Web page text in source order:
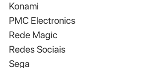
Konami
PMC Electronics
Rede Magic
Redes Sociais
Sega